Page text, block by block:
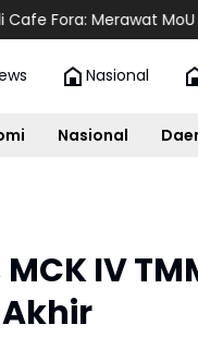
Merawat MoU Helsinki
Nasional
Nasional
IV